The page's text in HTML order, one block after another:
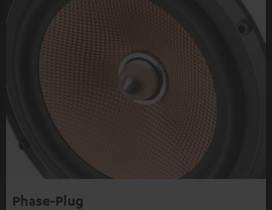
Phase-Plug